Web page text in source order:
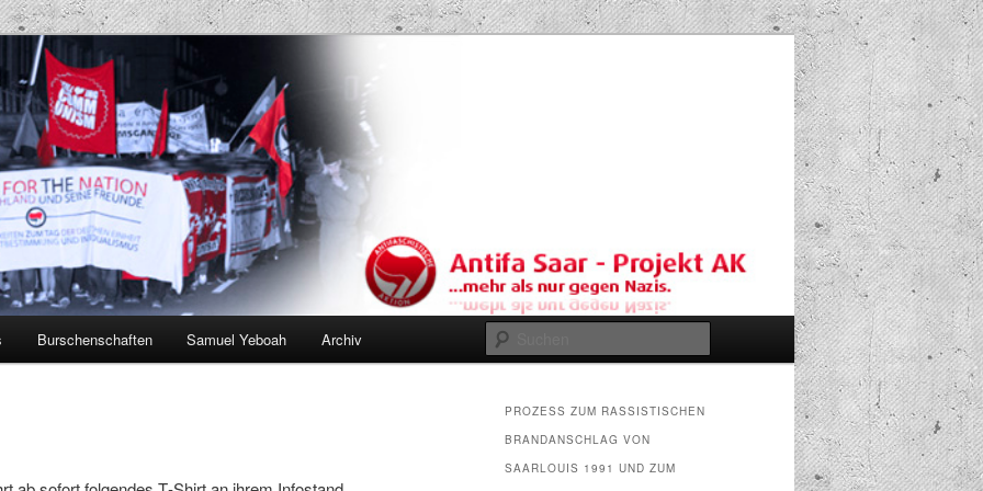
AK
Burschenschaften Samuel Yeboah Archiv
PROZESS ZUM RASSISTISCHEN
BRANDANSCHLAG VON
SAARLOUIS 1991 UND ZUM